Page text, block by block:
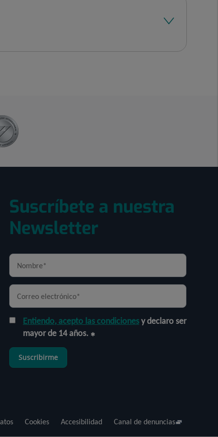
Suscríbete a nuestra
Newsletter
Entiendo, acepto las condicionesy declaro ser
mayor de 14 años.
Suscribirme
Cookies Accesibilidad Canal de denuncias